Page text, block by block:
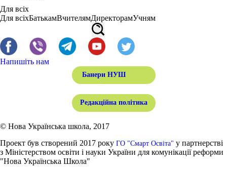
Для всіх
Для всіхБатькамВчителямДиректорамУчням
Напишіть нам
Банери НУШ
Редакційна політика
© Нова Українська школа, 2017
Проект був створений 2017 року ГО "Смарт Освіта" у партнерстві
з Міністерством освіти і науки України для комунікації реформи
"Нова Українська Школа"